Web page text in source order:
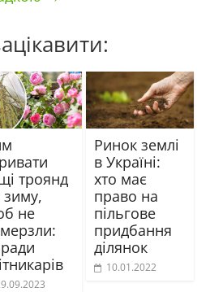
троянд
зиму,
не
Ринок землі
в Україні:
хто має
право на
пільгове
придбання
ділянок
10.01.2022